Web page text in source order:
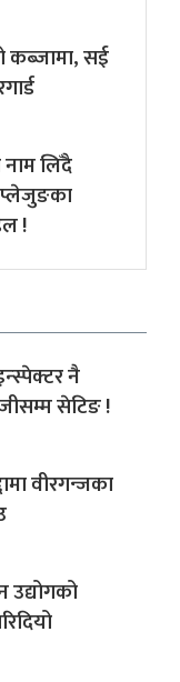
कब्जामा, सई
लिँदै
!
नै
सेटिङ !
वीरगन्जका
उद्योगको